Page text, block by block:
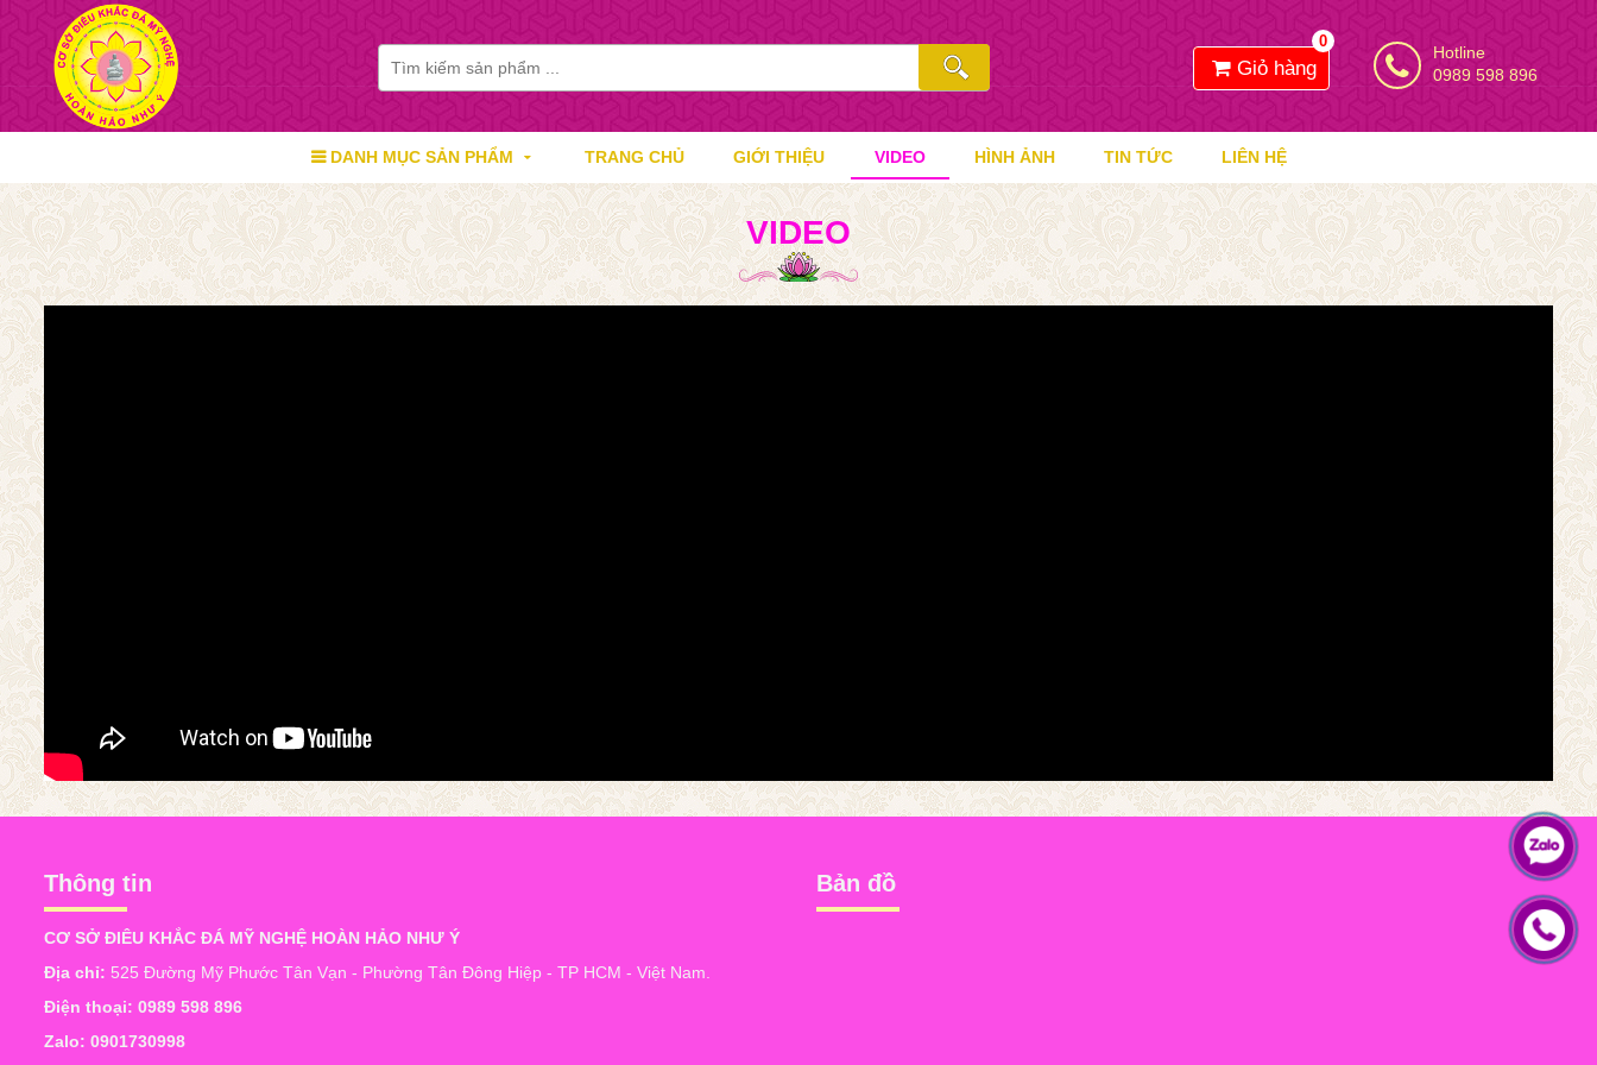
Giỏ hàng
0
Hotline
0989 598 896
DANH MỤC SẢN PHẨM TRANG CHỦ GIỚI THIỆU VIDEO HÌNH ẢNH TIN TỨC LIÊN HỆ
VIDEO
Thông tin
CƠ SỞ ĐIÊU KHẮC ĐÁ MỸ NGHỆ HOÀN HẢO NHƯ Ý
Địa chỉ: 525 Đường Mỹ Phước Tân Vạn - Phường Tân Đông Hiệp - TP HCM - Việt Nam.
Điện thoại: 0989 598 896
Zalo: 0901730998
Bản đồ